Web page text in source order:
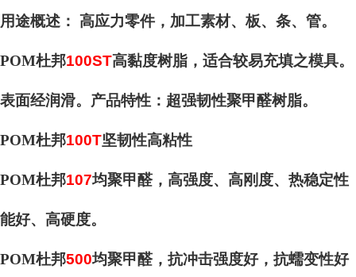
用途概述： 高应力零件，加工素材、板、条、管。
POM杜邦100ST高黏度树脂，适合较易充填之模具。
表面经润滑。产品特性：超强韧性聚甲醛树脂。
POM杜邦100T坚韧性高粘性
POM杜邦107均聚甲醛，高强度、高刚度、热稳定性
能好、高硬度。
POM杜邦500均聚甲醛，抗冲击强度好，抗蠕变性好